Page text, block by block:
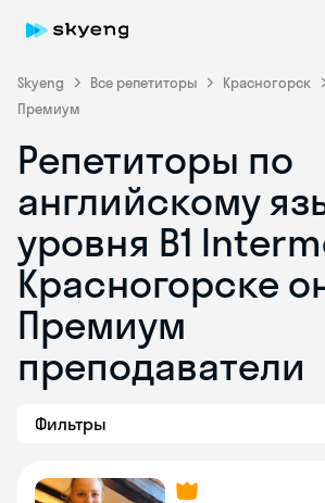
Skyeng Все репетиторы Красногорск
Премиум
Репетиторы по
английскому
уровня B1
Красногорске
Премиум
преподаватели
Фильтры
Skyeng Chat